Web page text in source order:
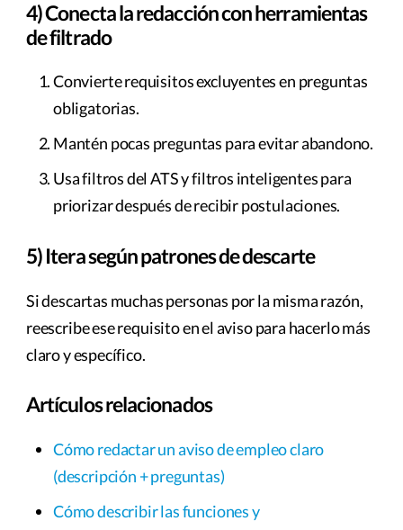
4) Conecta la redacción con herramientas
de filtrado
Convierte requisitos excluyentes en preguntas
obligatorias.
Mantén pocas preguntas para evitar abandono.
Usa filtros del ATS y filtros inteligentes para
priorizar después de recibir postulaciones.
5) Itera según patrones de descarte
Si descartas muchas personas por la misma razón,
reescribe ese requisito en el aviso para hacerlo más
claro y específico.
Artículos relacionados
Cómo redactar un aviso de empleo claro
(descripción + preguntas)
Cómo describir las funciones y